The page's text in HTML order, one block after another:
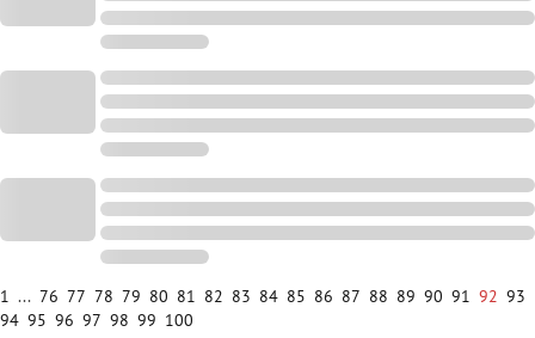
1 ... 76 77 78 79 80 81 82 83 84 85 86 87 88 89 90 91 92 93
94 95 96 97 98 99 100